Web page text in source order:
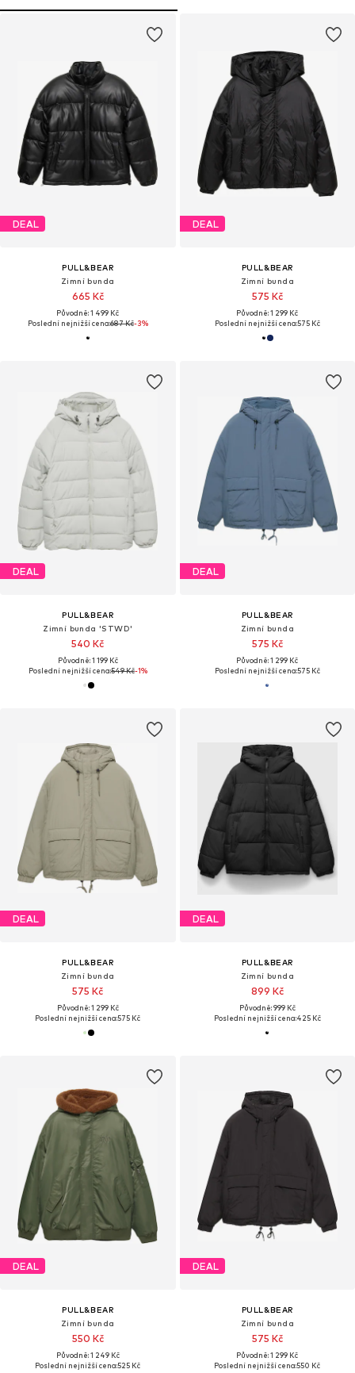
DEAL
PULL&BEAR
Zimní bunda
665 Kč
Původně: 1 499 Kč
Poslední nejnižší cena:687 Kč-3%
DEAL
PULL&BEAR
Zimní bunda
575 Kč
Původně: 1 299 Kč
Poslední nejnižší cena:575 Kč
DEAL
PULL&BEAR
Zimní bunda 'STWD'
540 Kč
Původně: 1 199 Kč
Poslední nejnižší cena:549 Kč-1%
DEAL
PULL&BEAR
Zimní bunda
575 Kč
Původně: 1 299 Kč
Poslední nejnižší cena:575 Kč
DEAL
PULL&BEAR
Zimní bunda
575 Kč
Původně: 1 299 Kč
Poslední nejnižší cena:575 Kč
DEAL
PULL&BEAR
Zimní bunda
899 Kč
Původně: 999 Kč
Poslední nejnižší cena:425 Kč
DEAL
PULL&BEAR
Zimní bunda
550 Kč
Původně: 1 249 Kč
Poslední nejnižší cena:525 Kč
DEAL
PULL&BEAR
Zimní bunda
575 Kč
Původně: 1 299 Kč
Poslední nejnižší cena:550 Kč